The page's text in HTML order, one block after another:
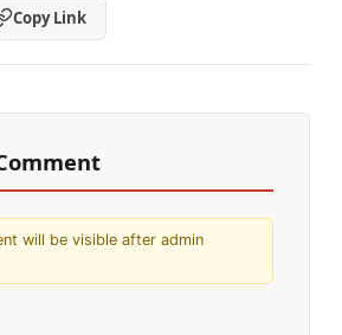
Copy Link
will be visible after admin